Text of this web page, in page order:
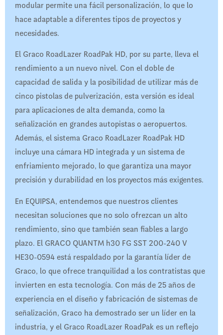
modular permite una fácil personalización, lo que lo
hace adaptable a diferentes tipos de proyectos y
necesidades.
El Graco RoadLazer RoadPak HD, por su parte, lleva el
rendimiento a un nuevo nivel. Con el doble de
capacidad de salida y la posibilidad de utilizar más de
cinco pistolas de pulverización, esta versión es ideal
para aplicaciones de alta demanda, como la
señalización en grandes autopistas o aeropuertos.
Además, el sistema Graco RoadLazer RoadPak HD
incluye una cámara HD integrada y un sistema de
enfriamiento mejorado, lo que garantiza una mayor
precisión y durabilidad en los proyectos más exigentes.
En EQUIPSA, entendemos que nuestros clientes
necesitan soluciones que no solo ofrezcan un alto
rendimiento, sino que también sean fiables a largo
plazo. El GRACO QUANTM h30 FG SST 200-240 V
HE30-0594 está respaldado por la garantía líder de
Graco, lo que ofrece tranquilidad a los contratistas que
invierten en esta tecnología. Con más de 25 años de
experiencia en el diseño y fabricación de sistemas de
señalización, Graco ha demostrado ser un líder en la
industria, y el Graco RoadLazer RoadPak es un reflejo